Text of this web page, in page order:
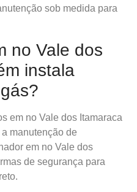
sob medida para
no Vale dos
instala
em no Vale dos Itamaraca
manutenção de
em no Vale dos
de segurança para